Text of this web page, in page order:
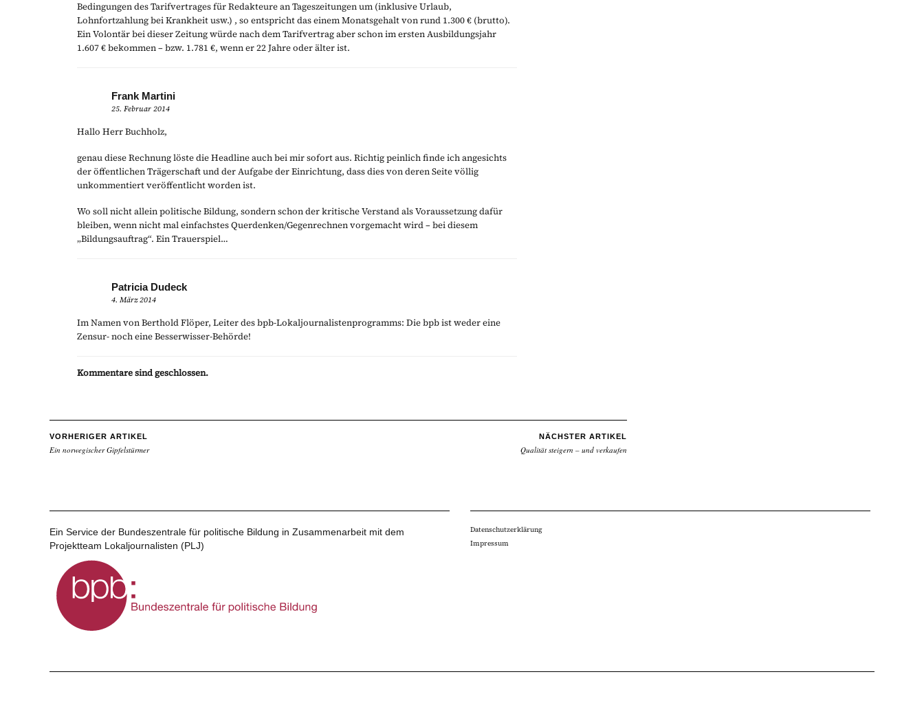
Bedingungen des Tarifvertrages für Redakteure an Tageszeitungen um (inklusive Urlaub,
Lohnfortzahlung bei Krankheit usw.) , so entspricht das einem Monatsgehalt von rund 1.300 € (brutto).
Ein Volontär bei dieser Zeitung würde nach dem Tarifvertrag aber schon im ersten Ausbildungsjahr
1.607 € bekommen – bzw. 1.781 €, wenn er 22 Jahre oder älter ist.
Frank Martini
25. Februar 2014
Hallo Herr Buchholz,
genau diese Rechnung löste die Headline auch bei mir sofort aus. Richtig peinlich finde ich angesichts
der öffentlichen Trägerschaft und der Aufgabe der Einrichtung, dass dies von deren Seite völlig
unkommentiert veröffentlicht worden ist.
Wo soll nicht allein politische Bildung, sondern schon der kritische Verstand als Voraussetzung dafür
bleiben, wenn nicht mal einfachstes Querdenken/Gegenrechnen vorgemacht wird – bei diesem
„Bildungsauftrag“. Ein Trauerspiel…
Patricia Dudeck
4. März 2014
Im Namen von Berthold Flöper, Leiter des bpb-Lokaljournalistenprogramms: Die bpb ist weder eine
Zensur- noch eine Besserwisser-Behörde!
Kommentare sind geschlossen.
VORHERIGER ARTIKEL
Ein norwegischer Gipfelstürmer
NÄCHSTER ARTIKEL
Qualität steigern – und verkaufen
Ein Service der Bundeszentrale für politische Bildung in Zusammenarbeit mit dem
Projektteam Lokaljournalisten (PLJ)
Datenschutzerklärung
Impressum